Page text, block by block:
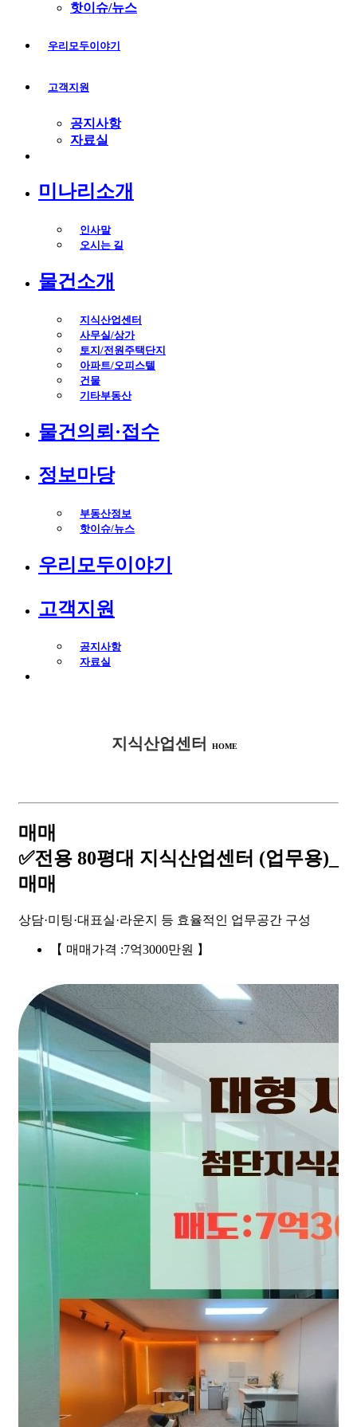
핫이슈/뉴스
우리모두이야기
고객지원
공지사항
자료실
미나리소개
인사말
오시는 길
물건소개
지식산업센터
사무실/상가
토지/전원주택단지
아파트/오피스텔
건물
기타부동산
물건의뢰·접수
정보마당
부동산정보
핫이슈/뉴스
우리모두이야기
고객지원
공지사항
자료실
지식산업센터 HOME
매매
✅전용 80평대 지식산업센터 (업무용)_
매매
상담·미팅·대표실·라운지 등 효율적인 업무공간 구성
【 매매가격 :7억3000만원 】